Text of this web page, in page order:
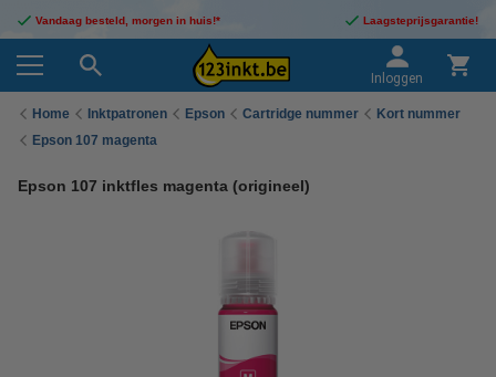
Vandaag besteld, morgen in huis!* Laagsteprijsgarantie!
Inloggen
Home Inktpatronen Epson Cartridge nummer
Kort nummer
Epson 107 magenta
Epson 107 inktfles magenta (origineel)